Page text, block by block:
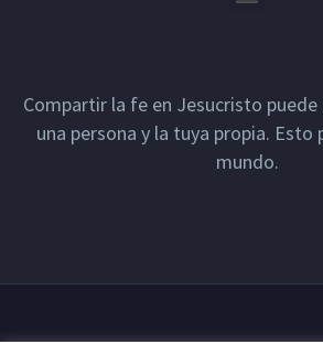
Compartir la fe en Jesucristo
una persona y la tuya propia. Esto
mundo.